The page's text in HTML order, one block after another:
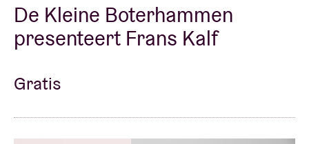
Concertcheque
Over AB
Contact
De Kleine Boterhammen
presenteert Frans Kalf
Gratis